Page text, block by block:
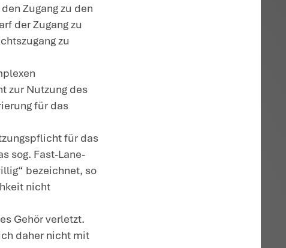
bestehe; dies sei allerdings
abgeschlossen.
einen Mandanten, den
Post. Zu diesem Zeitpunkt hatte sie noch
sie hatte sich auch nicht für die
Das Finanzgericht wies die
über das „beSt“ erhoben, sondern auf
legte die Steuerberaterin im Namen
beim Bundesfinanzhof (BFH) ein, die
Anhörungsrüge beim BFH erhob die